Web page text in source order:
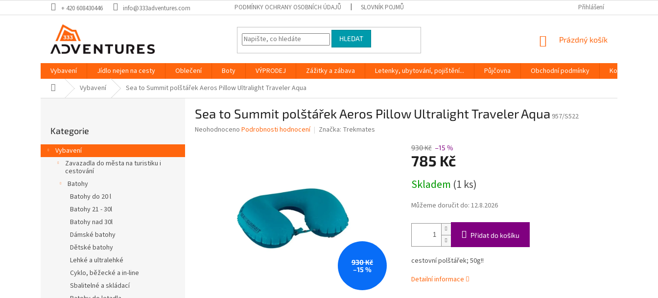
na
+ 420 608430446 info@333adventures.com PODMÍNKY OCHRANY OSOBNÍCH ÚDAJŮ SLOVNÍK POJMŮ Přihlášení
HLEDAT
NÁKUPNÍ
Prázdný košík
Vybavení Jídlo nejen na cesty Oblečení Boty VÝPRODEJ Zážitky a zábava Letenky, ubytování, pojištění... Půjčovna Obchodní podmínky
Kontakty
Domů Vybavení Sea to Summit polštářek Aeros Pillow Ultralight Traveler Aqua
r
a
kategorie
Kategorie
Vybavení
Zavazadla do města na turistiku i
cestování
Batohy
Batohy do 20 l
Batohy 21 - 30l
Batohy nad 30l
Dámské batohy
Dětské batohy
Lehké a ultralehké
Cyklo, běžecké a in-line
Sbalitelné a skládací
Sea to Summit polštářek Aeros Pillow Ultralight Traveler Aqua 957/S522
Průměrné
Neohodnoceno Podrobnosti hodnocení Značka: Trekmates
930 Kč
–15 %
930 Kč –15 %
785 Kč
cena:
Skladem (1 ks)
Můžeme doručit do: 12.8.2026
Přidat do košíku
cestovní polštářek; 50g!!
Detailní informace